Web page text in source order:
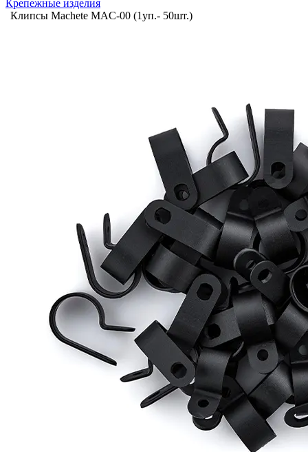
Крепежные изделия
Клипсы Machete MAC-00 (1уп.- 50шт.)